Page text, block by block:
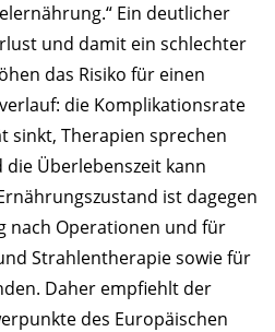
Ein deutlicher
und damit ein schlechter
das Risiko für einen
die Komplikationsrate
sinkt, Therapien sprechen
Überlebenszeit kann
ist dagegen
nach Operationen und für
Strahlentherapie sowie für
Daher empfiehlt der
des Europäischen